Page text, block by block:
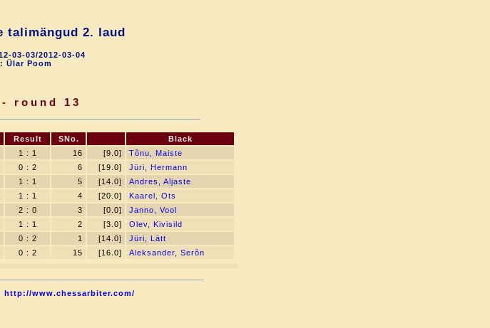
talimängud 2. laud
03-03/2012-03-04
Ülar Poom
round 13
Result SNo.
Black
1 : 1 16 [9.0]
Tõnu, Maiste
0 : 2 6 [19.0]
Jüri, Hermann
1 : 1 5 [14.0]
Andres, Aljaste
1 : 1 4 [20.0]
Kaarel, Ots
2 : 0 3 [0.0]
Janno, Vool
1 : 1 2 [3.0]
Olev, Kivisild
0 : 2 1 [14.0]
Jüri, Lätt
0 : 2 15 [16.0] Aleksander, Serõn
http://www.chessarbiter.com/